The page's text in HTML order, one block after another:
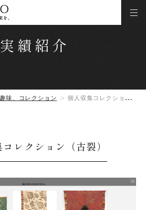
実績紹介
趣味、コレクション 個人収集コレクション（古裂）
レクション（古裂）